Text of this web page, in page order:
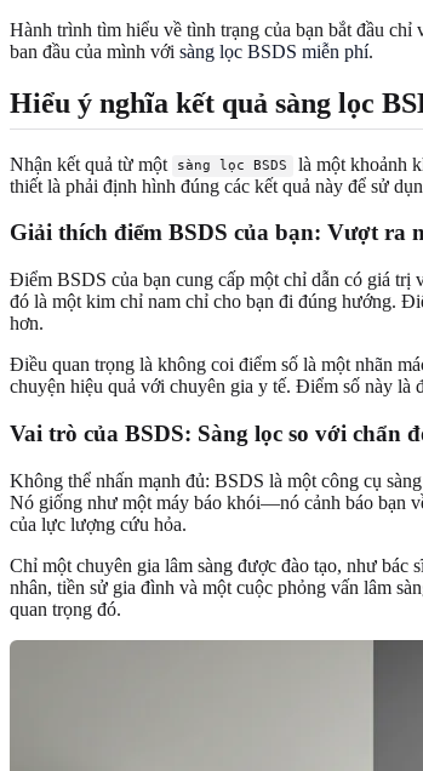
Hành trình tìm hiểu về tình trạng của bạn bắt đầu
ban đầu của mình với sàng lọc BSDS miễn phí.
Hiểu ý nghĩa kết quả sàng lọc
Nhận kết quả từ một sàng lọc BSDS
là một khoảnh
thiết là phải định hình đúng các kết quả này để sử
Giải thích điểm BSDS của bạn: Vượt ra
Điểm BSDS của bạn cung cấp một chỉ dẫn có giá
đó là một kim chỉ nam chỉ cho bạn đi đúng hướng.
hơn.
Điều quan trọng là không coi điểm số là một nhãn
chuyện hiệu quả với chuyên gia y tế. Điểm số này là
Vai trò của BSDS: Sàng lọc so với chẩn
Không thể nhấn mạnh đủ: BSDS là một công cụ
Nó giống như một máy báo khói—nó cảnh báo bạn
của lực lượng cứu hỏa.
Chỉ một chuyên gia lâm sàng được đào tạo, như bác
nhân, tiền sử gia đình và một cuộc phỏng vấn lâm
quan trọng đó.